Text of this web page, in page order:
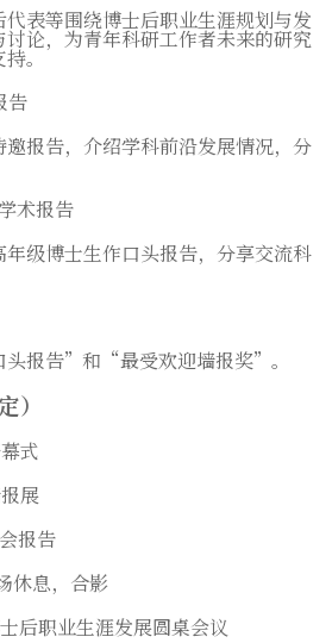
表等围绕博士后职业生涯规划与发
论，为青年科研工作者未来的研究
。
告
报告，介绍学科前沿发展情况，分
术报告
级博士生作口头报告，分享交流科
报告”和“最受欢迎墙报奖”。
）
式
展
报告
休息，合影
后职业生涯发展圆桌会议